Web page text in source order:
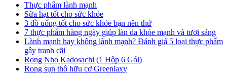
Thực phẩm lành mạnh
Sữa hạt tốt cho sức khỏe
3 đồ uống tốt cho sức khỏe bạn nên thử
7 thực phẩm hàng ngày giúp làn da khỏe mạnh và tươi sáng
Lành mạnh hay không lành mạnh? Đánh giá 5 loại thực phẩm
gây tranh cãi
Rong Nho Kadosachi (1 Hộp 6 Gói)
Rong sụn thô hữu cơ Greenlaxy